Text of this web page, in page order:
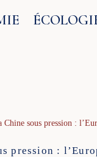
Chine sous pression :
pression :